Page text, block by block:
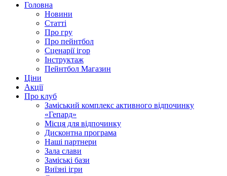
Головна
Новини
Статті
Про гру
Про пейнтбол
Сценарії ігор
Інструктаж
Пейнтбол Магазин
Ціни
Акції
Про клуб
Заміський комплекс активного відпочинку
«Гепард»
Місця для відпочинку
Дисконтна програма
Наші партнери
Зала слави
Заміські бази
Виїзні ігри